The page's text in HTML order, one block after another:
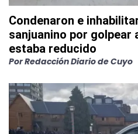
Condenaron e
sanjuanino por golpear
estaba reducido
PorRedacción Diario de Cuyo